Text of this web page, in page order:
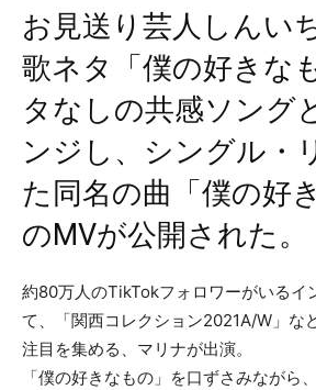
お見送り芸人しんい
歌ネタ「僕の好きな
タなしの共感ソング
ンジし、シングル・
た同名の曲「僕の好
のMVが公開された。
約80万人のTikTokフォロワーがいるイ
て、「関西コレクション2021A/W」な
注目を集める、マリナが出演。
「僕の好きなもの」を口ずさみながら